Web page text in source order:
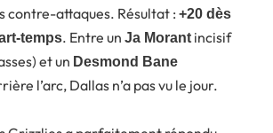
contre-attaques. Résultat : +20 dès
temps. Entre un Ja Morant incisif
et un Desmond Bane
l’arc, Dallas n’a pas vu le jour.